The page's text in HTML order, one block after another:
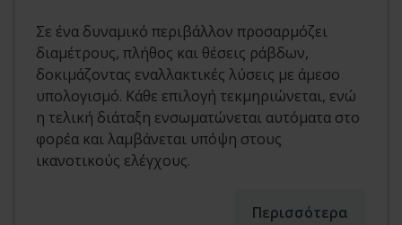
Σε ένα δυναμικό περιβάλλον προσαρμόζει
διαμέτρους, πλήθος και θέσεις ράβδων,
δοκιμάζοντας εναλλακτικές λύσεις με άμεσο
υπολογισμό. Κάθε επιλογή τεκμηριώνεται, ενώ
η τελική διάταξη ενσωματώνεται αυτόματα στο
φορέα και λαμβάνεται υπόψη στους
ικανοτικούς ελέγχους.
Περισσότερα